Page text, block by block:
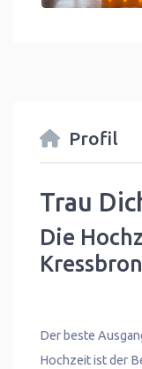
Profil
Trau
Die
Der beste
Hochzeit ist der